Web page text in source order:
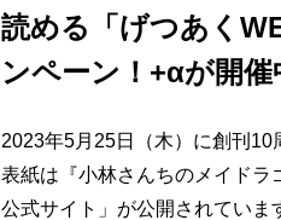
読める「げつあく
ンペーン！+αが開催
2023年5月25日（木）に創刊
表紙は『小林さんちのメイド
公式サイト」が公開されていま